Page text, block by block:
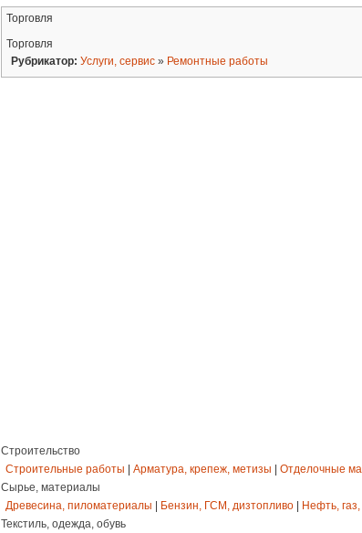
Торговля
Торговля
Рубрикатор: Услуги, сервис » Ремонтные работы
Строительство
Строительные работы
Арматура, крепеж, метизы Отделочные
Сырье, материалы
Древесина, пиломатериалы
Бензин, ГСМ, дизтопливо Нефть, газ,
Текстиль, одежда, обувь